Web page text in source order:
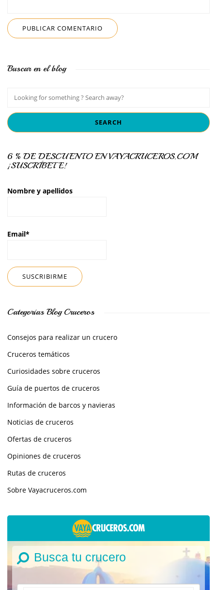
Buscar en el blog
6 % DE DESCUENTO EN VAYACRUCEROS.COM
¡SUSCRÍBETE!
Nombre y apellidos
Email*
Categorías Blog Cruceros
Consejos para realizar un crucero
Cruceros temáticos
Curiosidades sobre cruceros
Guía de puertos de cruceros
Información de barcos y navieras
Noticias de cruceros
Ofertas de cruceros
Opiniones de cruceros
Rutas de cruceros
Sobre Vayacruceros.com
Busca tu crucero